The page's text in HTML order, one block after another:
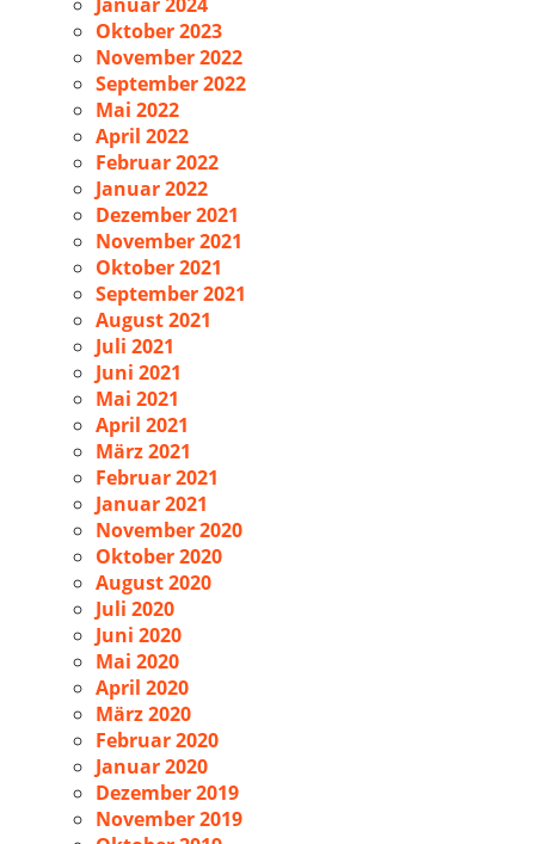
Oktober 2023
November 2022
September 2022
Mai 2022
April 2022
Februar 2022
Januar 2022
Dezember 2021
November 2021
Oktober 2021
September 2021
August 2021
Juli 2021
Juni 2021
Mai 2021
April 2021
März 2021
Februar 2021
Januar 2021
November 2020
Oktober 2020
August 2020
Juli 2020
Juni 2020
Mai 2020
April 2020
März 2020
Februar 2020
Januar 2020
Dezember 2019
November 2019